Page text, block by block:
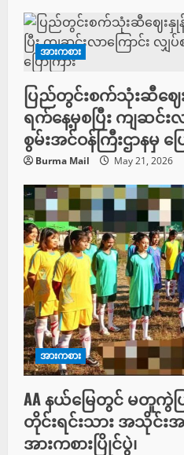
အားကစား
ပြည်တွင်းစက်သုံးဆီဈေး
ရက်နေ့မှစပြီး ကျဆင်း
စွမ်းအင်ဝန်ကြီးဌာနမှ ပြ
Burma Mail May 21, 2026
အားကစား
AA နယ်မြေတွင် မတူကွဲပ
တိုင်းရင်းသား အသိုင်းအ
အားကစားပြိုင်ပွဲ၊